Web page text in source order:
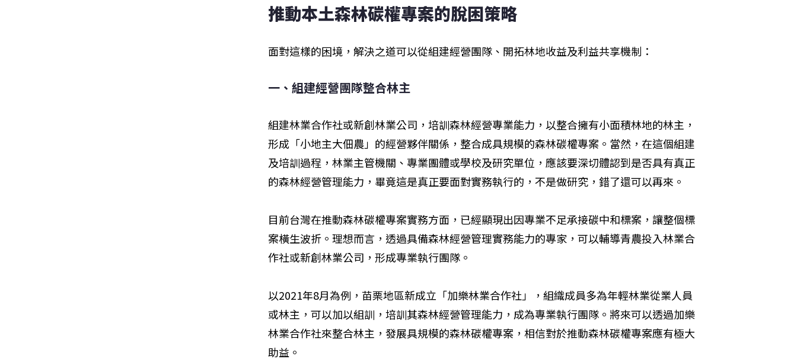
推動本土森林碳權專案的脫困策略
面對這樣的困境，解決之道可以從組建經營團隊、開拓林地收益及利益共享機制：
一、組建經營團隊整合林主
組建林業合作社或新創林業公司，培訓森林經營專業能力，以整合擁有小面積林地的林主，
形成「小地主大佃農」的經營夥伴關係，整合成具規模的森林碳權專案。當然，在這個組建
及培訓過程，林業主管機關、專業團體或學校及研究單位，應該要深切體認到是否具有真正
的森林經營管理能力，畢竟這是真正要面對實務執行的，不是做研究，錯了還可以再來。
目前台灣在推動森林碳權專案實務方面，已經顯現出因專業不足承接碳中和標案，讓整個標
案橫生波折。理想而言，透過具備森林經營管理實務能力的專家，可以輔導青農投入林業合
作社或新創林業公司，形成專業執行團隊。
以2021年8月為例，苗栗地區新成立「加樂林業合作社」，組織成員多為年輕林業從業人員
或林主，可以加以組訓，培訓其森林經營管理能力，成為專業執行團隊。將來可以透過加樂
林業合作社來整合林主，發展具規模的森林碳權專案，相信對於推動森林碳權專案應有極大
助益。